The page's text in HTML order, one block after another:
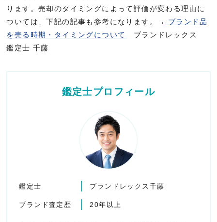
ります。売却のタイミングによって評価が変わる理由に
ついては、下記の記事も参考になります。→
ブランド品
を売る時期・タイミングについて
ブランドレックス
鑑定士 千藤
鑑定士プロフィール
鑑定士 ブランドレックス千藤
ブランド査定歴 20年以上